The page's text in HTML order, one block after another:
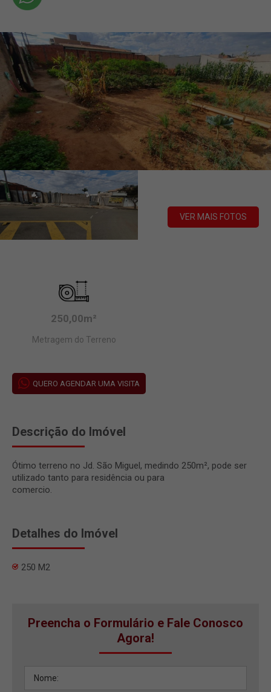
VER MAIS FOTOS
250,00m²
Metragem do Terreno
QUERO AGENDAR UMA VISITA
Descrição do Imóvel
Ótimo terreno no Jd. São Miguel, medindo 250m², pode ser
utilizado tanto para residência ou para
comercio.
Detalhes do Imóvel
250 M2
Preencha o Formulário e Fale Conosco
Agora!